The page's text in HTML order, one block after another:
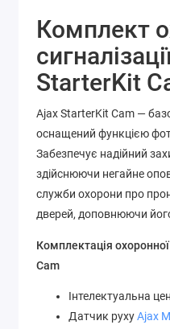
Комплект
StarterKit
Ajax StarterKit Cam —
оснащений функцією
Забезпечує надійний
здійснюючи негайне
служби охорони про
дверей, доповнюючи
Комплектація
Cam
Інтелектуальна
Датчик рухуAjax